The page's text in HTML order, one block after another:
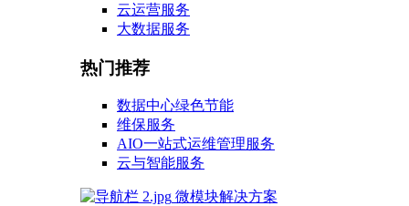
云运营服务
大数据服务
热门推荐
数据中心绿色节能
维保服务
AIO一站式运维管理服务
云与智能服务
微模块解决方案